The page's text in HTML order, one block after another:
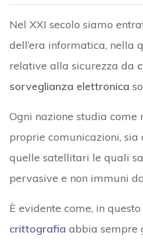
Nel XXI secolo siamo
dell’era informatica, nella
relative alla sicurezza da
sorveglianza elettronica
Ogni nazione studia come
proprie comunicazioni, sia
quelle satellitari le quali
pervasive e non immuni
È evidente come, in
crittografia abbia sempre